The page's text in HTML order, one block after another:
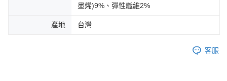
墨烯)9%、彈性纖維2%
產地 台灣
客服